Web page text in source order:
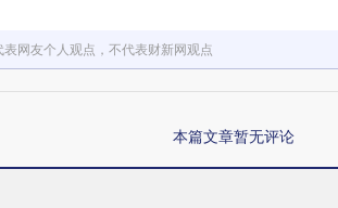
表网友个人观点，不代表财新网观点
本篇文章暂无评论